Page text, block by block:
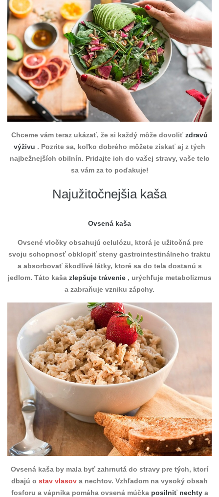
Chceme vám teraz ukázať, že si každý môže dovoliť zdravú
výživu . Pozrite sa, koľko dobrého môžete získať aj z tých
najbežnejších obilnín. Pridajte ich do vašej stravy, vaše telo
sa vám za to poďakuje!
Najužitočnejšia kaša
Ovsená kaša
Ovsené vločky obsahujú celulózu, ktorá je užitočná pre
svoju schopnosť obklopiť steny gastrointestinálneho traktu
a absorbovať škodlivé látky, ktoré sa do tela dostanú s
jedlom. Táto kaša zlepšuje trávenie, urýchľuje metabolizmus
a zabraňuje vzniku zápchy.
Ovsená kaša by mala byť zahrnutá do stravy pre tých, ktorí
dbajú o stav vlasov a nechtov. Vzhľadom na vysoký obsah
fosforu a vápnika pomáha ovsená múčka posilniť nechtya